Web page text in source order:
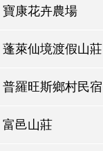
寶康花卉農場
蓬萊仙境渡假山莊
普羅旺斯鄉村民宿
富邑山莊